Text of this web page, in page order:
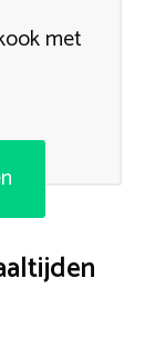
met